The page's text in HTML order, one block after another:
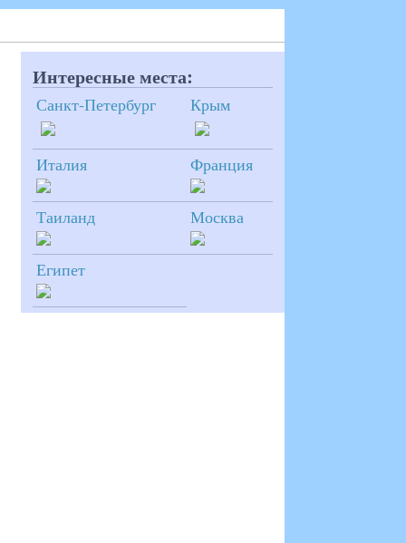
Интересные места:
Санкт-Петербург Крым
Италия Франция
Таиланд Москва
Египет